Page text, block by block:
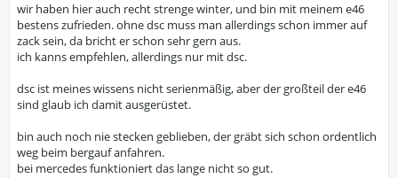
wir haben hier auch recht strenge winter, und bin mit meinem e46
bestens zufrieden. ohne dsc muss man allerdings schon immer auf
zack sein, da bricht er schon sehr gern aus.
ich kanns empfehlen, allerdings nur mit dsc.
dsc ist meines wissens nicht serienmäßig, aber der großteil der e46
sind glaub ich damit ausgerüstet.
bin auch noch nie stecken geblieben, der gräbt sich schon ordentlich
weg beim bergauf anfahren.
bei mercedes funktioniert das lange nicht so gut.